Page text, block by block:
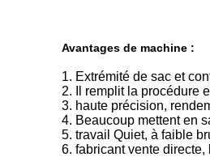
Avantages de machine :
1. Extrémité de sac et
2. Il remplit la procédure
3. haute précision,
4. Beaucoup mettent en
5. travail Quiet, à faible
6. fabricant vente